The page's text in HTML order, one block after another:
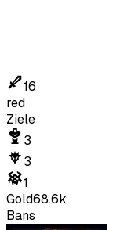
16
red
Ziele
3
3
1
Gold68.6k
Bans